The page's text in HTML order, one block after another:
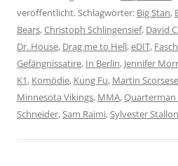
veröffentlicht. Schlagwörter: Big Stan,
Bears,Christoph Schlingensief, David
Dr. House, Drag me to Hell,eDIT,
Gefängnissatire, In Berlin, Jennifer
K1, Komödie, Kung Fu, Martin Scorsese
Minnesota Vikings, MMA,
Schneider,Sam Raimi,Sylvester